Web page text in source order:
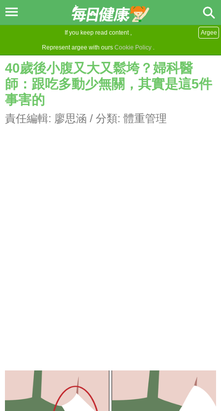
If you keep read content ,
Represent argee with ours Cookie Policy .
Argee
40歲後小腹又大又鬆垮？婦科醫
師：跟吃多動少無關，其實是這5件
事害的
責任編輯: 廖思涵 / 分類: 體重管理